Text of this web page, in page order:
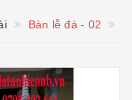
Bàn lễ đá - 02